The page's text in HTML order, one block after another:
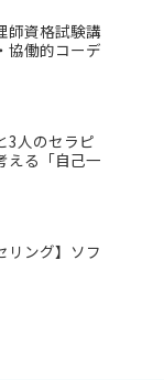
師資格試験講
協働的コーデ
3人のセラピ
える「自己一
リング】ソフ